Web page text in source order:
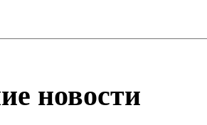
новости